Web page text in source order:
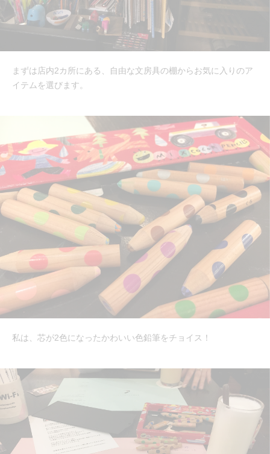
まずは店内2カ所にある、自由な文房具の棚からお気に入りのア
イテムを選びます。
私は、芯が2色になったかわいい色鉛筆をチョイス！